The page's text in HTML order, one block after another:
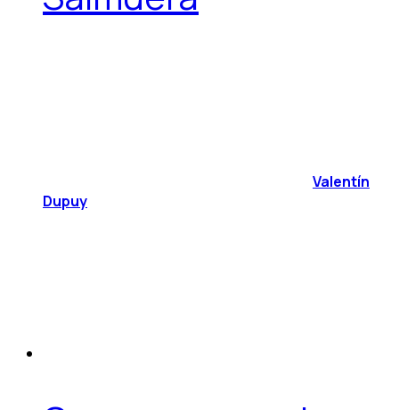
Valentín
Dupuy